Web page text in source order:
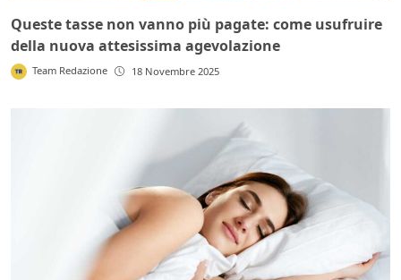
Queste tasse non vanno più pagate: come usufruire
della nuova attesissima agevolazione
Team Redazione 18 Novembre 2025